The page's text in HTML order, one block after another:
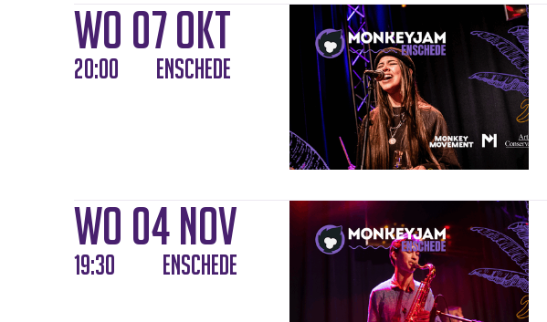
wo 07 okt
20:00 Enschede
wo 04 nov
19:30 Enschede